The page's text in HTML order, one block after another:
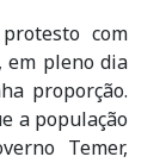
com
em pleno dia
proporção.
a população
Temer,